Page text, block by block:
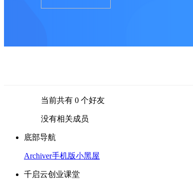
当前共有 0 个好友
没有相关成员
底部导航
Archiver手机版小黑屋
千启云创业课堂